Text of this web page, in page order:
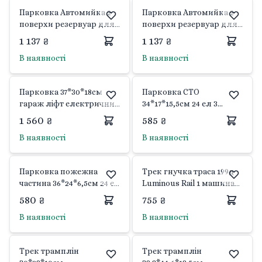
Парковка Автомийка 2
поверхи резервуар для
води ліфт світло звук у
коробці 41*26*16см 10A-3
Китай
1 137 ₴
В наявності
Парковка Автомийка 2
поверхи резервуар для
води ліфт світло звук у
коробці 41*26*16см 10A-1
Китай
1 137 ₴
В наявності
Парковка 37*30*18см
гараж ліфт електричний
4 рівні пласт 4 машинки
у коробці 1232-14 Китай
1 560 ₴
В наявності
Парковка СТО
34*17*15,5см 24 ел 3
машинки наклейки у
коробці 30*23,5*6см
PS005-2 Автопром
585 ₴
В наявності
Парковка пожежна
частина 36*24*6,5см 24 ел
наклейки у коробці
30*23,5*6см PS005-4
580 ₴
В наявності
Трек гнучка траса 199д
Luminous Rail 1 машина
світиться у темряві у
коробці 35*27*12см 888-
755 ₴
В наявності
Трек трамплін
Трек трамплін